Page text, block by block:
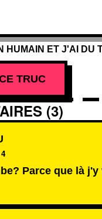
HUMAIN ET J'AI DU
TRUC
(3)
Parce que là